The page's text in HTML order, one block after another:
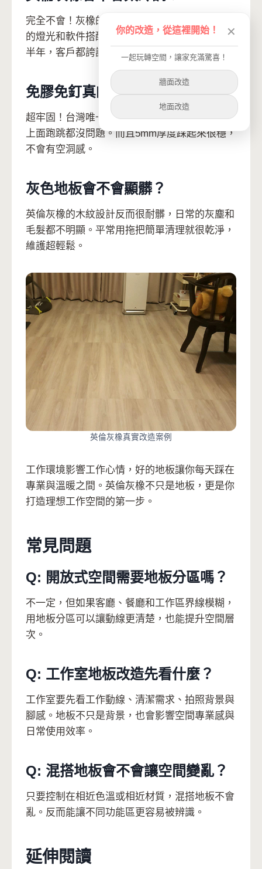
完全不會！灰橡的木紋帶有溫暖質感，加上適當
的燈光和軟件搭配，反而很有質感。我自己用了
半年，客戶都誇讚空間很有品味。
免膠免釘真的牢固嗎？
超牢固！台灣唯一專利製程的設計，我連咪醬在
上面跑跳都沒問題。而且5mm厚度踩起來很穩，
不會有空洞感。
灰色地板會不會顯髒？
英倫灰橡的木紋設計反而很耐髒，日常的灰塵和
毛髮都不明顯。平常用拖把簡單清理就很乾淨，
維護超輕鬆。
英倫灰橡真實改造案例
工作環境影響工作心情，好的地板讓你每天踩在
專業與溫暖之間。英倫灰橡不只是地板，更是你
打造理想工作空間的第一步。
常見問題
Q: 開放式空間需要地板分區嗎？
不一定，但如果客廳、餐廳和工作區界線模糊，
用地板分區可以讓動線更清楚，也能提升空間層
次。
Q: 工作室地板改造先看什麼？
工作室要先看工作動線、清潔需求、拍照背景與
腳感。地板不只是背景，也會影響空間專業感與
日常使用效率。
Q: 混搭地板會不會讓空間變亂？
只要控制在相近色溫或相近材質，混搭地板不會
亂。反而能讓不同功能區更容易被辨識。
延伸閱讀
你的改造，從這裡開始！ ✕
一起玩轉空間，讓家充滿驚喜！
牆面改造
地面改造